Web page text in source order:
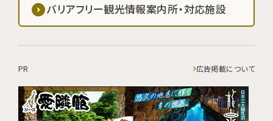
バリアフリー観光情報案内所・対応施設
PR 広告掲載について